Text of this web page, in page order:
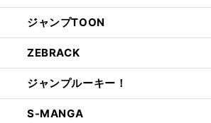
ジャンプTOON
ZEBRACK
ジャンプルーキー！
S-MANGA